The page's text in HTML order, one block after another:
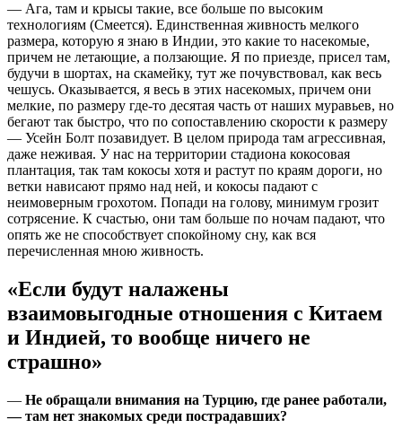
— Ага, там и крысы такие, все больше по высоким
технологиям (Смеется). Единственная живность мелкого
размера, которую я знаю в Индии, это какие то насекомые,
причем не летающие, а ползающие. Я по приезде, присел там,
будучи в шортах, на скамейку, тут же почувствовал, как весь
чешусь. Оказывается, я весь в этих насекомых, причем они
мелкие, по размеру где-то десятая часть от наших муравьев, но
бегают так быстро, что по сопоставлению скорости к размеру
— Усейн Болт позавидует. В целом природа там агрессивная,
даже неживая. У нас на территории стадиона кокосовая
плантация, так там кокосы хотя и растут по краям дороги, но
ветки нависают прямо над ней, и кокосы падают с
неимоверным грохотом. Попади на голову, минимум грозит
сотрясение. К счастью, они там больше по ночам падают, что
опять же не способствует спокойному сну, как вся
перечисленная мною живность.
«Если будут налажены
взаимовыгодные отношения с Китаем
и Индией, то вообще ничего не
страшно»
— Не обращали внимания на Турцию, где ранее работали,
— там нет знакомых среди пострадавших?